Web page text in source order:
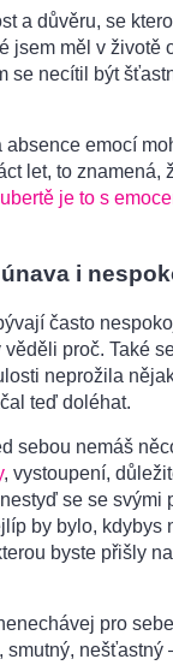
a důvěru, se
jsem měl v životě
se necítil být
emocí
let, to znamená,
je to s
i
často
proč. Také
neprožila
teď doléhat.
sebou nemáš
, vystoupení,
se se svými
by bylo, kdybys
byste přišly
pro
nešťastný